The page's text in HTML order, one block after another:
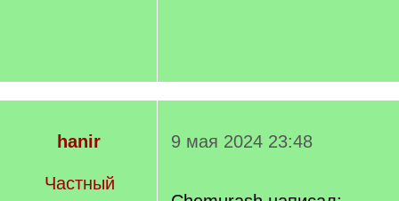
hanir
Частный
9 мая 2024 23:48